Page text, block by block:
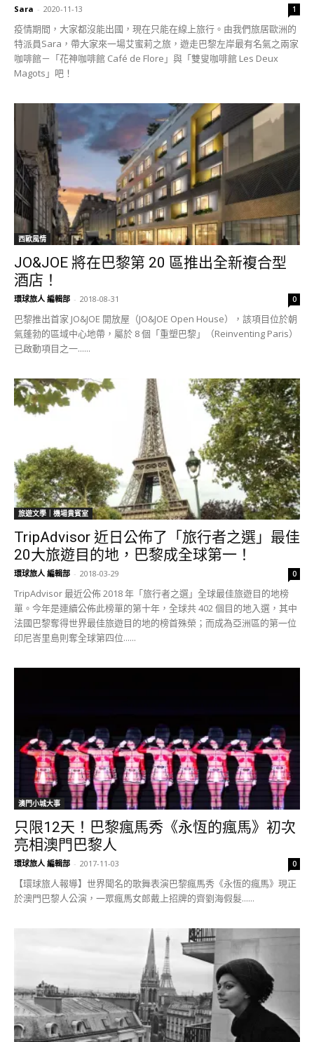
Sara - 2020-11-13 1
疫情期間，大家都沒能出國，現在只能在線上旅行。由我們旅居歐洲的
特派員Sara，帶大家來一場艾蜜莉之旅，遊走巴黎左岸最有名氣之兩家
咖啡館－「花神咖啡館 Café de Flore」與「雙叟咖啡館 Les Deux
Magots」吧！
西歐風情
JO&JOE 將在巴黎第 20 區推出全新複合型
酒店！
環球旅人 編輯部 - 2018-08-31 0
巴黎推出首家 JO&JOE 開放屋（JO&JOE Open House），該項目位於朝
氣蓬勃的區域中心地帶，屬於 8 個「重塑巴黎」（Reinventing Paris）
已啟動項目之一......
旅遊文學｜機場貴賓室
TripAdvisor 近日公佈了「旅行者之選」最佳
20大旅遊目的地，巴黎成全球第一！
環球旅人 編輯部 - 2018-03-29 0
TripAdvisor 最近公佈 2018 年「旅行者之選」全球最佳旅遊目的地榜
單。今年是連續公佈此榜單的第十年，全球共 402 個目的地入選，其中
法國巴黎奪得世界最佳旅遊目的地的榜首殊榮；而成為亞洲區的第一位
印尼峇里島則奪全球第四位......
澳門小城大事
只限12天！巴黎瘋馬秀《永恆的瘋馬》初次
亮相澳門巴黎人
環球旅人 編輯部 - 2017-11-03 0
【環球旅人報導】世界聞名的歌舞表演巴黎瘋馬秀《永恆的瘋馬》現正
於澳門巴黎人公演，一眾瘋馬女郎戴上招牌的齊劉海假髮......